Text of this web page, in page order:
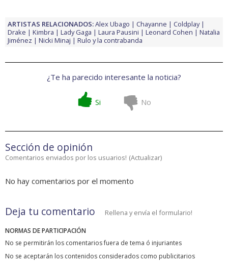
ARTISTAS RELACIONADOS:Alex Ubago Chayanne
Coldplay
Drake
Kimbra Lady Gaga Laura Pausini Leonard Cohen
Natalia
Jiménez
Nicki Minaj Rulo y la contrabanda
¿Te ha parecido interesante la noticia?
Si No
Sección de opinión
Comentarios enviados por los usuarios! (Actualizar)
No hay comentarios por el momento
Deja tu comentario Rellena y envía el formulario!
NORMAS DE PARTICIPACIÓN
No se permitirán los comentarios fuera de tema ó injuriantes
No se aceptarán los contenidos considerados como publicitarios